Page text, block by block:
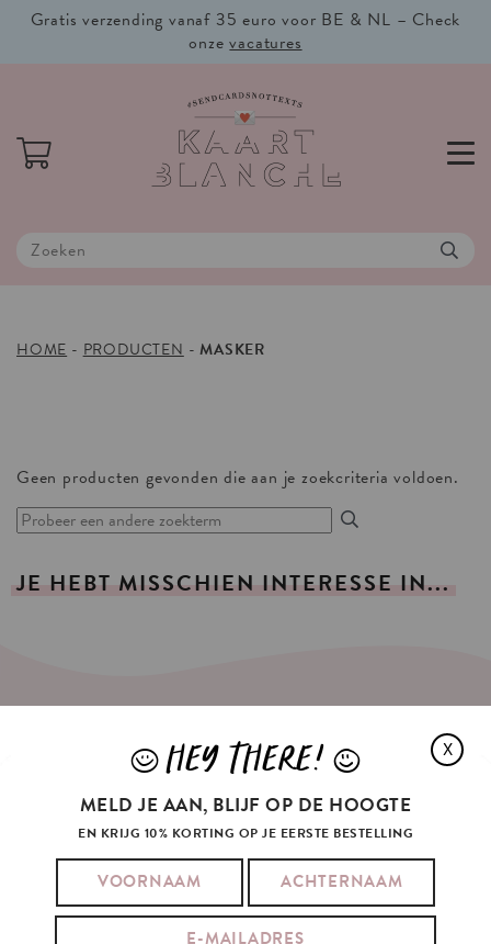
Gratis verzending vanaf 35 euro voor BE & NL – Check
onzevacatures
HOME - PRODUCTEN -MASKER
Geen producten gevonden die aan je zoekcriteria voldoen.
JE HEBT MISSCHIEN INTERESSE IN...
JE IN OP ONZE NIEUWSBRIEF
JE E-MAILADRES:
Ik ga akkoord met dealgemene voorwaardenen hetprivacybeleid
Kaart Blanche.
X
JHEY THERE! L
MELD JE AAN, BLIJF OP DE HOOGTE
EN KRIJG 10% KORTING OP JE EERSTE BESTELLING